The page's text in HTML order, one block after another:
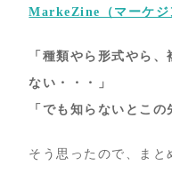
MarkeZine（マーケジ
「種類やら形式やら
ない・・・」
「でも知らないとこ
そう思ったので、まと